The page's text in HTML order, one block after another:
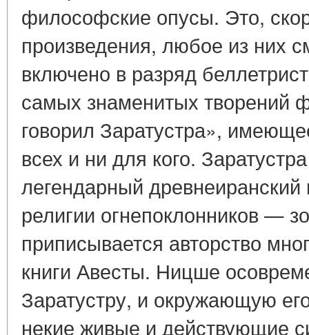
философские опусы. Это,
произведения, любое из них
включено в разряд
самых знаменитых творений
говорил Заратустра»,
всех и ни для кого.
легендарный древнеиранский
религии огнепоклонников —
приписывается авторство
книги Авесты. Ницше
Заратустру, и окружающую
некие живые и действующие